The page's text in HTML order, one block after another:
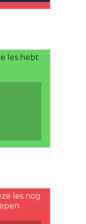
les hebt
les nog